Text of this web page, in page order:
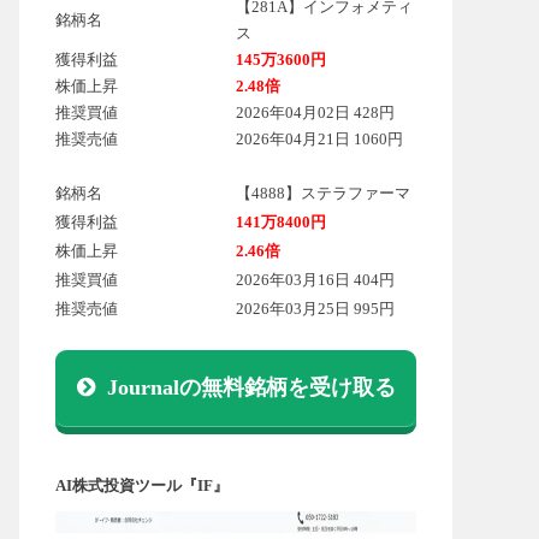
銘柄名
【281A】インフォメティ
ス
獲得利益
145万3600円
株価上昇
2.48倍
推奨買値
2026年04月02日 428円
推奨売値
2026年04月21日 1060円
銘柄名
【4888】ステラファーマ
獲得利益
141万8400円
株価上昇
2.46倍
推奨買値
2026年03月16日 404円
推奨売値
2026年03月25日 995円
Journalの無料銘柄を受け取る
AI株式投資ツール『IF』